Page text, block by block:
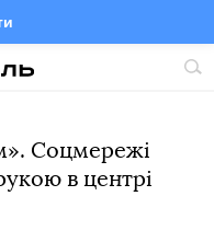
Twitter
Соцмережі
в центрі